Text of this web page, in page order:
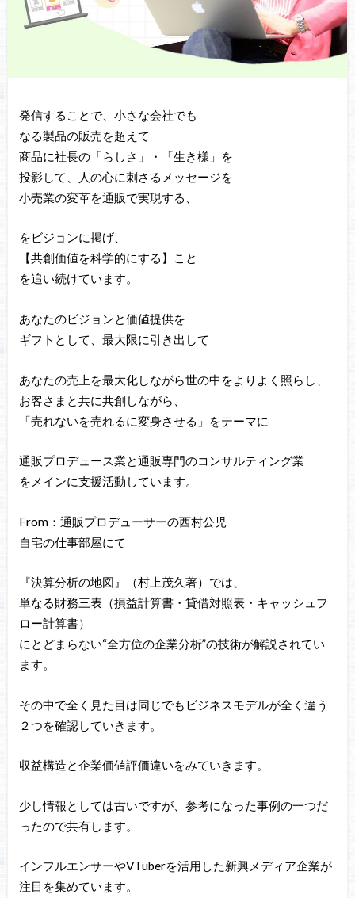
発信することで、小さな会社でも
なる製品の販売を超えて
商品に社長の「らしさ」・「生き様」を
投影して、人の心に刺さるメッセージを
小売業の変革を通販で実現する、
をビジョンに掲げ、
【共創価値を科学的にする】こと
を追い続けています。
あなたのビジョンと価値提供を
ギフトとして、最大限に引き出して
あなたの売上を最大化しながら世の中をよりよく照らし、
お客さまと共に共創しながら、
「売れないを売れるに変身させる」をテーマに
通販プロデュース業と通販専門のコンサルティング業
をメインに支援活動しています。
From：通販プロデューサーの西村公児
自宅の仕事部屋にて
『決算分析の地図』（村上茂久著）では、
単なる財務三表（損益計算書・貸借対照表・キャッシュフ
ロー計算書）
にとどまらない“全方位の企業分析”の技術が解説されてい
ます。
その中で全く見た目は同じでもビジネスモデルが全く違う
２つを確認していきます。
収益構造と企業価値評価違いをみていきます。
少し情報としては古いですが、参考になった事例の一つだ
ったので共有します。
インフルエンサーやVTuberを活用した新興メディア企業が
注目を集めています。